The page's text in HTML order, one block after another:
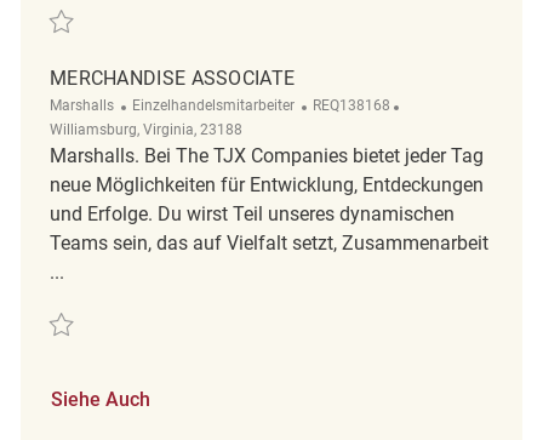
Retten Merchandise Associate REQ125387
MERCHANDISE ASSOCIATE
Marshalls Kategorie
Einzelhandelsmitarbeiter ReqId
REQ138168
Williamsburg, Virginia, 23188
Marshalls. Bei The TJX Companies bietet jeder Tag
neue Möglichkeiten für Entwicklung, Entdeckungen
und Erfolge. Du wirst Teil unseres dynamischen
Teams sein, das auf Vielfalt setzt, Zusammenarbeit
...
Retten merchandise associate REQ138168
Siehe Auch